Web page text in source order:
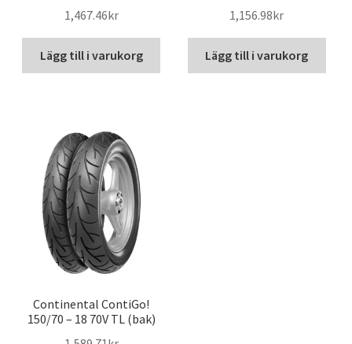
1,467.46kr
Lägg till i varukorg
1,156.98kr
Lägg till i varukorg
Continental ContiGo!
150/70 – 18 70V TL (bak)